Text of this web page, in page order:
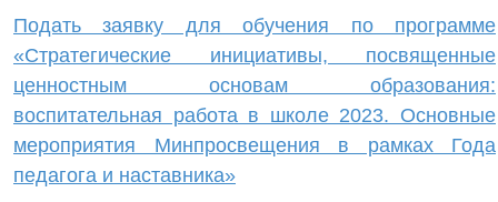
Подать заявку для обучения по программе
«Стратегические инициативы, посвященные
ценностным основам образования:
воспитательная работа в школе 2023. Основные
мероприятия Минпросвещения в рамках Года
педагога и наставника»